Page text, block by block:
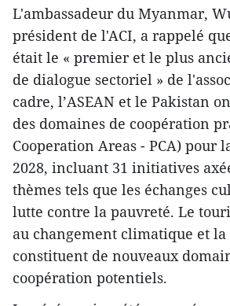
L'ambassadeur du Myanmar,
président de l'ACI, a rappelé
était le « premier et le plus
de dialogue sectoriel » de
cadre, l’ASEAN et le Pakistan
des domaines de coopération
Cooperation Areas - PCA) pour
2028, incluant 31 initiatives
thèmes tels que les échanges
lutte contre la pauvreté. Le
au changement climatique et
constituent de nouveaux
coopération potentiels.